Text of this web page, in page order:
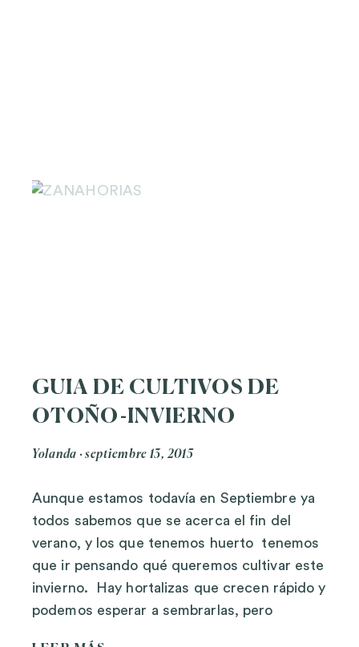
GUIA DE CULTIVOS DE
OTOÑO-INVIERNO
Yolanda septiembre 13, 2015
Aunque estamos todavía en Septiembre ya
todos sabemos que se acerca el fin del
verano, y los que tenemos huerto tenemos
que ir pensando qué queremos cultivar este
invierno. Hay hortalizas que crecen rápido y
podemos esperar a sembrarlas, pero